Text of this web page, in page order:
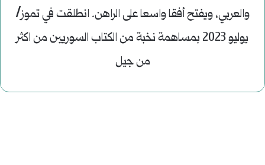
والعربي، ويفتح أفقا واسعا على الراهن. انطلقت في تموز/
يوليو 2023 بمساهمة نخبة من الكتاب السوريين من اكثر
من جيل